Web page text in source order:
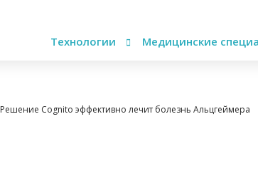
Технологии Медицинские
Решение Cognito эффективно лечит болезнь Альцгеймера